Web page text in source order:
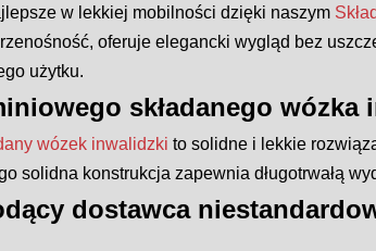
w lekkiej mobilności dzięki naszym
oferuje elegancki wygląd bez
użytku.
składanego wózka
wózek inwalidzki to solidne i lekkie
solidna konstrukcja zapewnia długotrwałą
dostawca